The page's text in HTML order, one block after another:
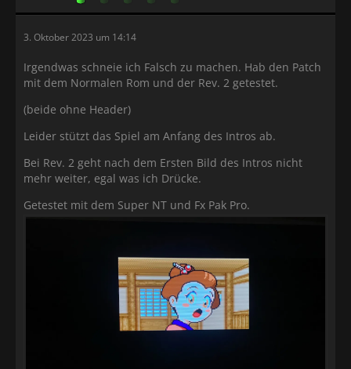
3. Oktober 2023 um 14:14
Irgendwas schneie ich Falsch zu machen. Hab den Patch
mit dem Normalen Rom und der Rev. 2 getestet.
(beide ohne Header)
Leider stützt das Spiel am Anfang des Intros ab.
Bei Rev. 2 geht nach dem Ersten Bild des Intros nicht
mehr weiter, egal was ich Drücke.
Getestet mit dem Super NT und Fx Pak Pro.